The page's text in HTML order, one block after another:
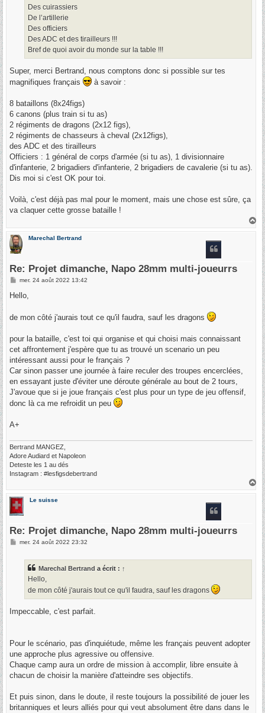
Des cuirassiers
De l’artillerie
Des officiers
Des ADC et des tirailleurs !!!
Bref de quoi avoir du monde sur la table !!!
Super, merci Bertrand, nous comptons donc si possible sur tes
magnifiques français
à savoir :
8 bataillons (8x24figs)
6 canons (plus train si tu as)
2 régiments de dragons (2x12 figs),
2 régiments de chasseurs à cheval (2x12figs),
des ADC et des tirailleurs
Officiers : 1 général de corps d'armée (si tu as), 1 divisionnaire
d'infanterie, 2 brigadiers d'infanterie, 2 brigadiers de cavalerie (si tu as).
Dis moi si c'est OK pour toi.
Voilà, c'est déjà pas mal pour le moment, mais une chose est sûre, ça
va claquer cette grosse bataille !
H
Marechal Bertrand
Re: Projet dimanche, Napo 28mm multi-joueurrs
M
s
g
e
mer. 24 août 2022 13:42
Hello,
de mon côté j'aurais tout ce qu'il faudra, sauf les dragons
pour la bataille, c'est toi qui organise et qui choisi mais connaissant
cet affrontement j'espère que tu as trouvé un scenario un peu
intéressant aussi pour le français ?
Car sinon passer une journée à faire reculer des troupes encerclées,
en essayant juste d'éviter une déroute générale au bout de 2 tours,
J'avoue que si je joue français c'est plus pour un type de jeu offensif,
donc là ca me refroidit un peu
A+
Bertrand MANGEZ,
Adore Audiard et Napoleon
Deteste les 1 au dés
Instagram : #lesfigsdebertrand
H
Le suisse
Re: Projet dimanche, Napo 28mm multi-joueurrs
Mmer. 24 août 2022 23:32
Marechal Bertrand a écrit : ↑
Hello,
de mon côté j'aurais tout ce qu'il faudra, sauf les dragons
Impeccable, c'est parfait.
Pour le scénario, pas d'inquiétude, même les français peuvent adopter
une approche plus agressive ou offensive.
Chaque camp aura un ordre de mission à accomplir, libre ensuite à
chacun de choisir la manière d'atteindre ses objectifs.
Et puis sinon, dans le doute, il reste toujours la possibilité de jouer les
britanniques et leurs alliés pour qui veut absolument être dans dans le